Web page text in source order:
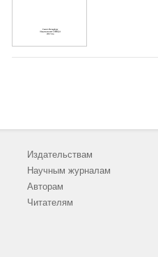
Издательствам
Научным журналам
Авторам
Читателям